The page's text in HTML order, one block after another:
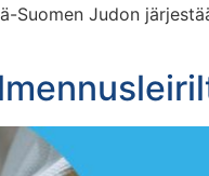
Suomen Judon